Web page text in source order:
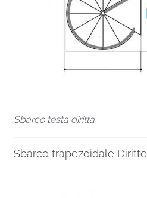
Sbarco testa diritta
Sbarco trapezoidale Diritto